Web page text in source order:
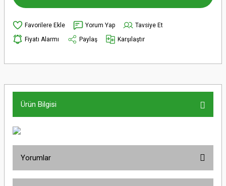
Yorum Yap
Tavsiye Et
Fiyatı Alarmı
Paylaş Karşılaştır
Ürün Bilgisi
Yorumlar